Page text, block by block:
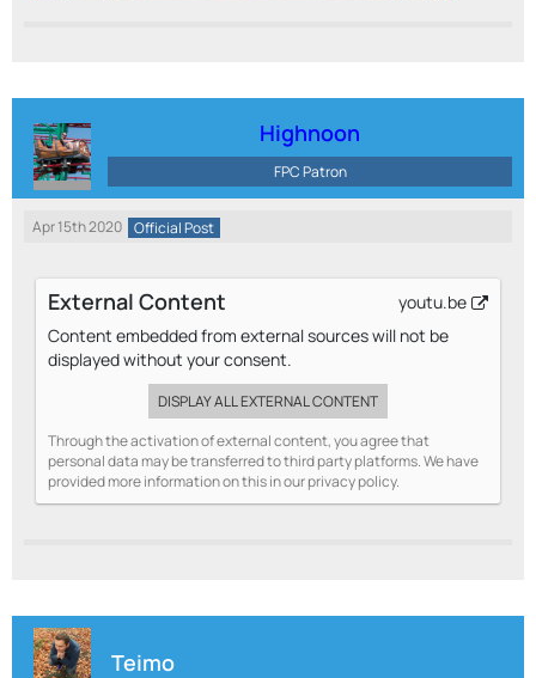
Highnoon
FPC Patron
Apr 15th 2020 Official Post
External Content
youtu.be
Content embedded from external sources will not be
displayed without your consent.
DISPLAY ALL EXTERNAL CONTENT
Through the activation of external content, you agree that
personal data may be transferred to third party platforms. We have
provided more information on this in our privacy policy.
Teimo